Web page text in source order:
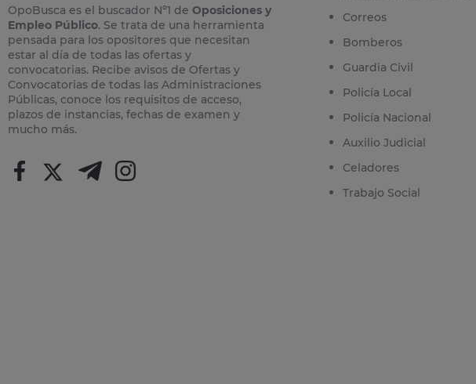
OpoBusca es el buscador Nº1 de Oposiciones y
Empleo Público. Se trata de una herramienta
pensada para los opositores que necesitan
estar al día de todas las ofertas y
convocatorias. Recibe avisos de Ofertas y
Convocatorias de todas las Administraciones
Públicas, conoce los requisitos de acceso,
plazos de instancias, fechas de examen y
mucho más.
Correos
Bomberos
Guardia Civil
Policía Local
Policía Nacional
Auxilio Judicial
Celadores
Trabajo Social